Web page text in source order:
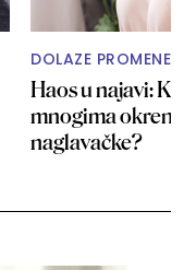
DOLAZE PROMENE
Haos u najavi:
mnogima
naglavačke?